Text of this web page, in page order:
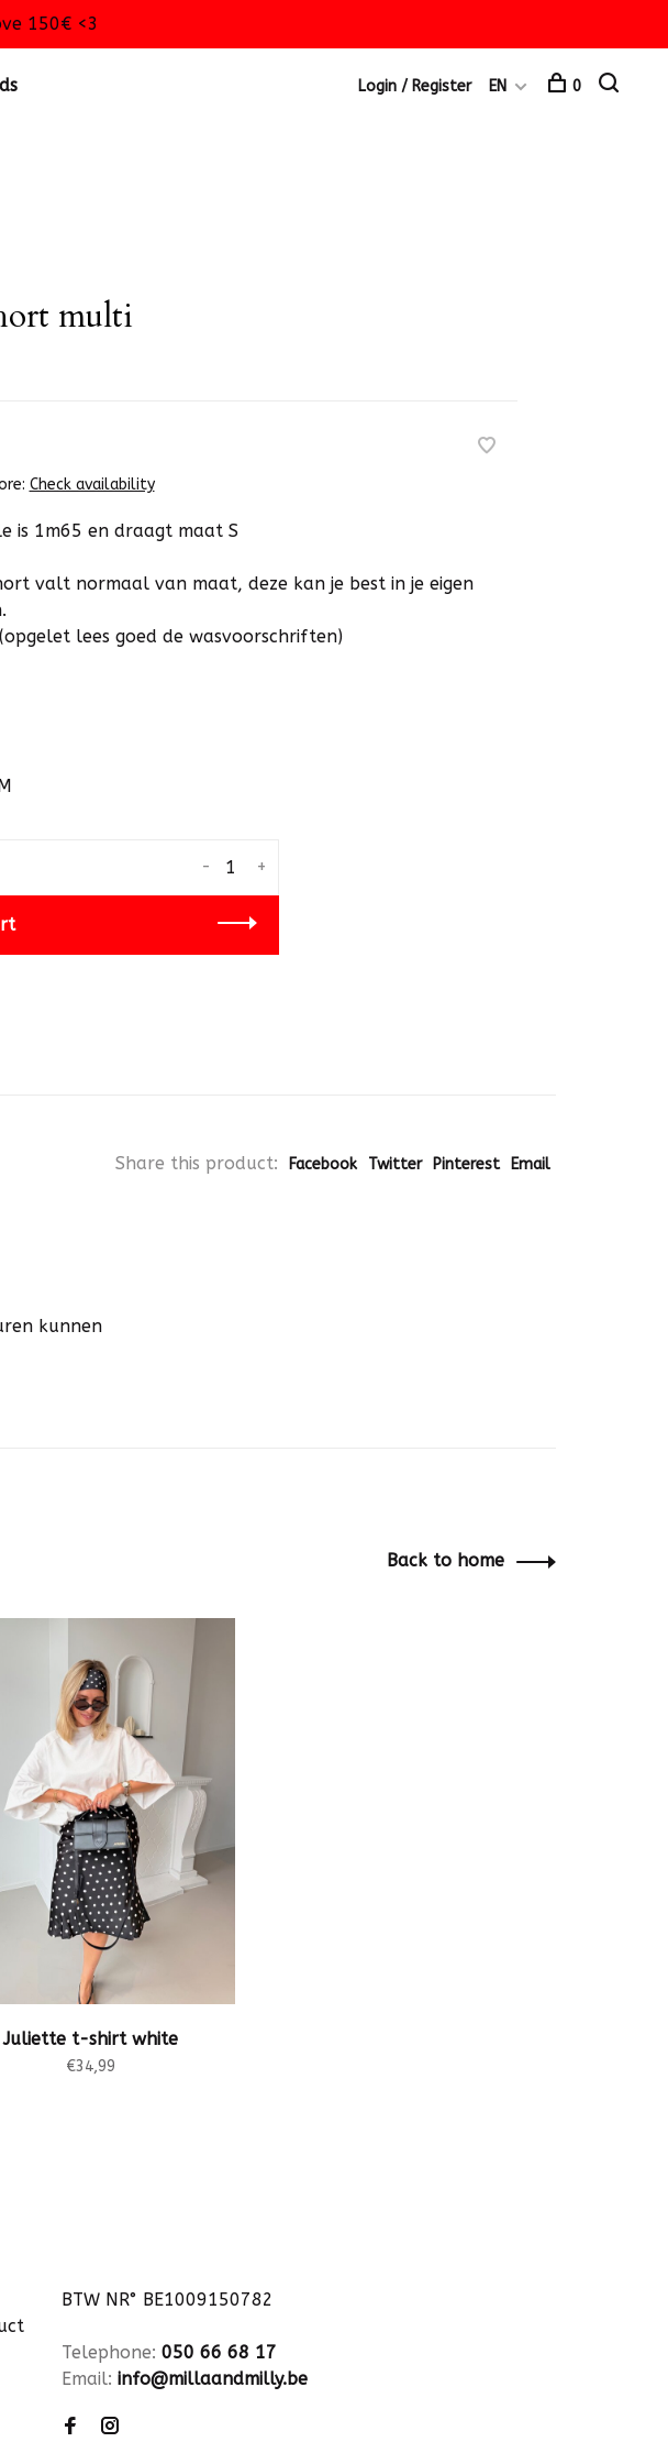
150€ <3
Login / Register EN 0
multi
Check availability
is 1m65 en draagt maat S
valt normaal van maat, deze kan je best in je eigen
lees goed de wasvoorschriften)
+
-
Share this product: Facebook Twitter Pinterest Email
kunnen
Back to home
Juliette t-shirt white
€34,99
BTW NR° BE1009150782
Telephone: 050 66 68 17
Email: info@millaandmilly.be